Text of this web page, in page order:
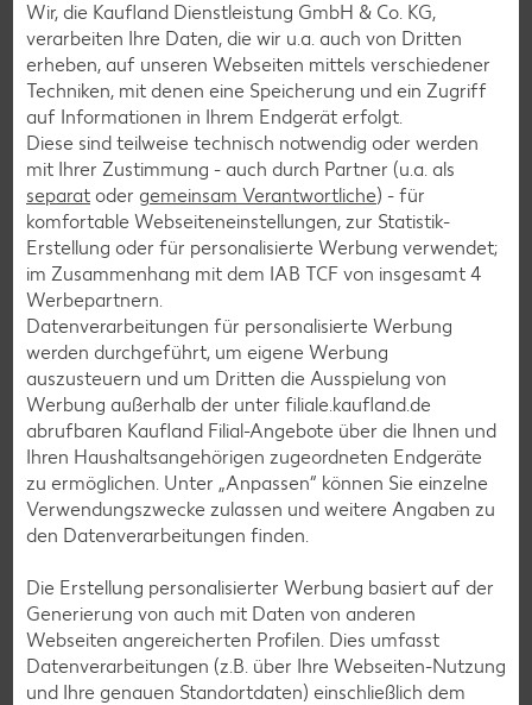
Plätzchen-Rezepte
Smoothie-Rezepte
Bowle-Rezepte
Cocktail-Rezepte
Avocado-Rezepte
Erdbeer-Rezepte
Blaubeer-Rezepte
Bananen-Rezepte
Zurück zu allen Rezepten
Wir, die Kaufland Dienstleistung GmbH & Co. KG,
verarbeiten Ihre Daten, die wir u.a. auch von Dritten
erheben, auf unseren Webseiten mittels verschiedener
Techniken, mit denen eine Speicherung und ein Zugriff
auf Informationen in Ihrem Endgerät erfolgt.
Diese sind teilweise technisch notwendig oder werden
mit Ihrer Zustimmung - auch durch Partner (u.a. als
separat oder gemeinsam Verantwortliche) - für
komfortable Webseiteneinstellungen, zur Statistik-
Erstellung oder für personalisierte Werbung verwendet;
im Zusammenhang mit dem IAB TCF von insgesamt 4
Werbepartnern.
Datenverarbeitungen für personalisierte Werbung
werden durchgeführt, um eigene Werbung
auszusteuern und um Dritten die Ausspielung von
Werbung außerhalb der unter filiale.kaufland.de
abrufbaren Kaufland Filial-Angebote über die Ihnen und
Ihren Haushaltsangehörigen zugeordneten Endgeräte
zu ermöglichen. Unter „Anpassen“ können Sie einzelne
Verwendungszwecke zulassen und weitere Angaben zu
den Datenverarbeitungen finden.
Die Erstellung personalisierter Werbung basiert auf der
Generierung von auch mit Daten von anderen
Webseiten angereicherten Profilen. Dies umfasst
Datenverarbeitungen (z.B. über Ihre Webseiten-Nutzung
und Ihre genauen Standortdaten) einschließlich dem